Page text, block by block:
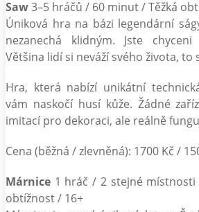
Saw3–5 hráčů / 60 minut / Těžká
Úniková hra na bázi legendární
nezanechá klidným. Jste
Většina lidí si neváží svého života, to
Hra, která nabízí unikátní
vám naskočí husí kůže. Žádné
imitací pro dekoraci, ale reálně
Cena (běžná / zlevněná): 1700 Kč /
Márnice 1 hráč / 2 stejné
obtížnost / 16+